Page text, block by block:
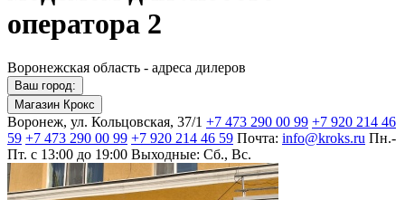
оператора 2
Воронежская область - адреса дилеров
Ваш город:
Магазин Крокс
Воронеж, ул. Кольцовская, 37/1 +7 473 290 00 99 +7 920 214 46
59 +7 473 290 00 99 +7 920 214 46 59 Почта: info@kroks.ru Пн.-
Пт. с 13:00 до 19:00 Выходные: Сб., Вс.